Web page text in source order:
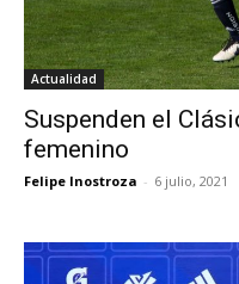
Actualidad
Suspenden el
femenino
Felipe Inostroza - 6 julio, 2021